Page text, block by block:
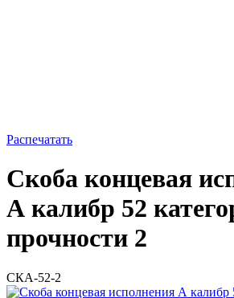
Распечатать
Скоба концевая
А калибр 52
прочности 2
СКА-52-2